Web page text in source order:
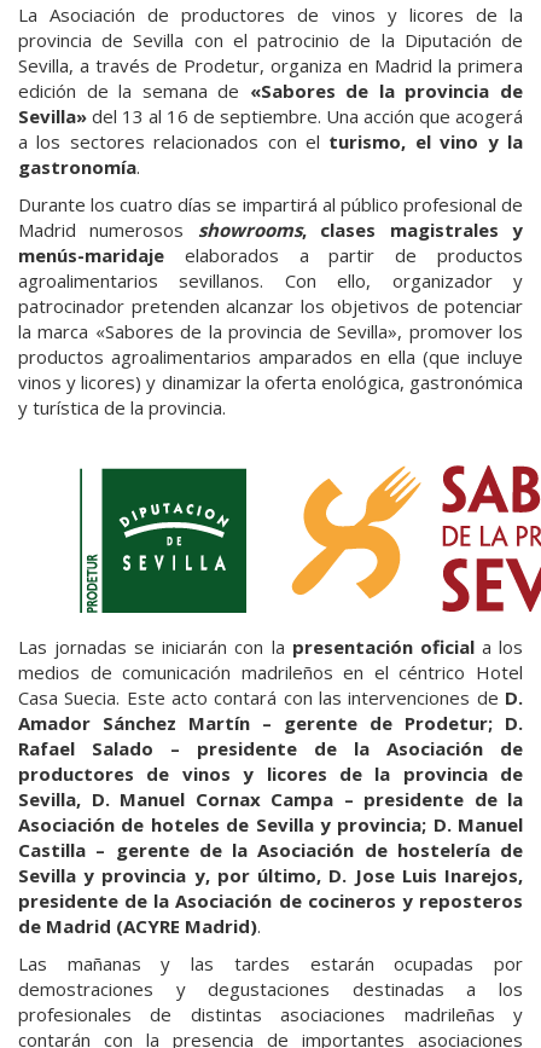
La Asociación de productores de vinos y licores de la
provincia de Sevilla con el patrocinio de la Diputación de
Sevilla, a través de Prodetur, organiza en Madrid la primera
edición de la semana de «Sabores de la provincia de
Sevilla» del 13 al 16 de septiembre. Una acción que acogerá
a los sectores relacionados con el turismo, el vino y la
gastronomía.
Durante los cuatro días se impartirá al público profesional de
Madrid numerosos showrooms, clases magistrales y
menús-maridaje elaborados a partir de productos
agroalimentarios sevillanos. Con ello, organizador y
patrocinador pretenden alcanzar los objetivos de potenciar
la marca «Sabores de la provincia de Sevilla», promover los
productos agroalimentarios amparados en ella (que incluye
vinos y licores) y dinamizar la oferta enológica, gastronómica
y turística de la provincia.
Las jornadas se iniciarán con la presentación oficiala los
medios de comunicación madrileños en el céntrico Hotel
Casa Suecia. Este acto contará con las intervenciones de D.
Amador Sánchez Martín – gerente de Prodetur; D.
Rafael Salado – presidente de la Asociación de
productores de vinos y licores de la provincia de
Sevilla, D. Manuel Cornax Campa – presidente de la
Asociación de hoteles de Sevilla y provincia; D. Manuel
Castilla – gerente de la Asociación de hostelería de
Sevilla y provincia y, por último, D. Jose Luis Inarejos,
presidente de la Asociación de cocineros y reposteros
de Madrid (ACYRE Madrid).
Las mañanas y las tardes estarán ocupadas por
demostraciones y degustaciones destinadas a los
profesionales de distintas asociaciones madrileñas y
contarán con la presencia de importantes asociaciones